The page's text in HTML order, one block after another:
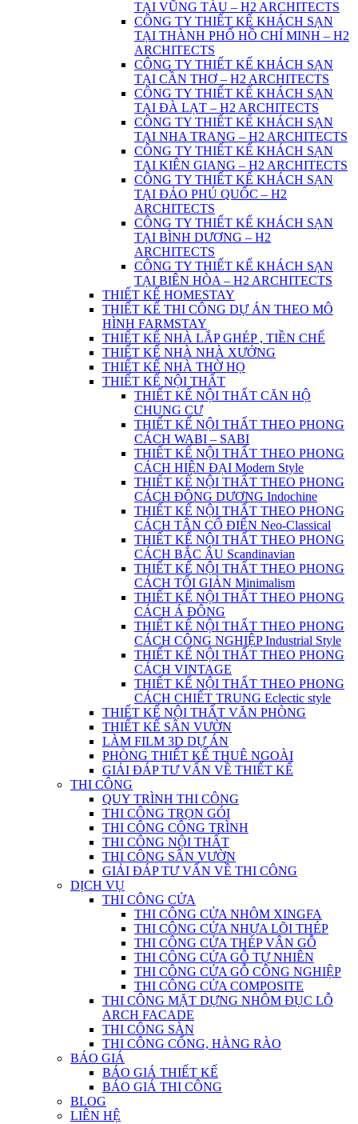
TẠI VŨNG TÀU – H2 ARCHITECTS
CÔNG TY THIẾT KẾ KHÁCH SẠN
TẠI THÀNH PHỐ HỒ CHÍ MINH – H2
ARCHITECTS
CÔNG TY THIẾT KẾ KHÁCH SẠN
TẠI CẦN THƠ – H2 ARCHITECTS
CÔNG TY THIẾT KẾ KHÁCH SẠN
TẠI ĐÀ LẠT – H2 ARCHITECTS
CÔNG TY THIẾT KẾ KHÁCH SẠN
TẠI NHA TRANG – H2 ARCHITECTS
CÔNG TY THIẾT KẾ KHÁCH SẠN
TẠI KIÊN GIANG – H2 ARCHITECTS
CÔNG TY THIẾT KẾ KHÁCH SẠN
TẠI ĐẢO PHÚ QUỐC – H2
ARCHITECTS
CÔNG TY THIẾT KẾ KHÁCH SẠN
TẠI BÌNH DƯƠNG – H2
ARCHITECTS
CÔNG TY THIẾT KẾ KHÁCH SẠN
TẠI BIÊN HÒA – H2 ARCHITECTS
THIẾT KẾ HOMESTAY
THIẾT KẾ THI CÔNG DỰ ÁN THEO MÔ
HÌNH FARMSTAY
THIẾT KẾ NHÀ LẮP GHÉP , TIỀN CHẾ
THIẾT KẾ NHÀ NHÀ XƯỞNG
THIẾT KẾ NHÀ THỜ HỌ
THIẾT KẾ NỘI THẤT
THIẾT KẾ NỘI THẤT CĂN HỘ
CHUNG CƯ
THIẾT KẾ NỘI THẤT THEO PHONG
CÁCH WABI – SABI
THIẾT KẾ NỘI THẤT THEO PHONG
CÁCH HIỆN ĐẠI Modern Style
THIẾT KẾ NỘI THẤT THEO PHONG
CÁCH ĐÔNG DƯƠNG Indochine
THIẾT KẾ NỘI THẤT THEO PHONG
CÁCH TÂN CỔ ĐIỂN Neo-Classical
THIẾT KẾ NỘI THẤT THEO PHONG
CÁCH BẮC ÂU Scandinavian
THIẾT KẾ NỘI THẤT THEO PHONG
CÁCH TỐI GIẢN Minimalism
THIẾT KẾ NỘI THẤT THEO PHONG
CÁCH Á ĐÔNG
THIẾT KẾ NỘI THẤT THEO PHONG
CÁCH CÔNG NGHIỆP Industrial Style
THIẾT KẾ NỘI THẤT THEO PHONG
CÁCH VINTAGE
THIẾT KẾ NỘI THẤT THEO PHONG
CÁCH CHIẾT TRUNG Eclectic style
THIẾT KẾ NỘI THẤT VĂN PHÒNG
THIẾT KẾ SÂN VƯỜN
LÀM FILM 3D DỰ ÁN
PHÒNG THIẾT KẾ THUÊ NGOÀI
GIẢI ĐÁP TƯ VẤN VỀ THIẾT KẾ
THI CÔNG
QUY TRÌNH THI CÔNG
THI CÔNG TRỌN GÓI
THI CÔNG CÔNG TRÌNH
THI CÔNG NỘI THẤT
THI CÔNG SÂN VƯỜN
GIẢI ĐÁP TƯ VẤN VỀ THI CÔNG
DỊCH VỤ
THI CÔNG CỬA
THI CÔNG CỬA NHÔM XINGFA
THI CÔNG CỬA NHỰA LÕI THÉP
THI CÔNG CỬA THÉP VÂN GỖ
THI CÔNG CỬA GỖ TỰ NHIÊN
THI CÔNG CỬA GỖ CÔNG NGHIỆP
THI CÔNG CỬA COMPOSITE
THI CÔNG MẶT DỰNG NHÔM ĐỤC LỖ
ARCH FACADE
THI CÔNG SÀN
THI CÔNG CỔNG, HÀNG RÀO
BÁO GIÁ
BÁO GIÁ THIẾT KẾ
BÁO GIÁ THI CÔNG
BLOG
LIÊN HỆ